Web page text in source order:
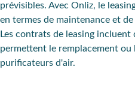
prévisibles. Avec Onliz, le
en termes de maintenance et
Les contrats de leasing incluent
permettent le remplacement ou
purificateurs d'air.